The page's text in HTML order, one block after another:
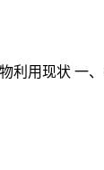
用现状 一、